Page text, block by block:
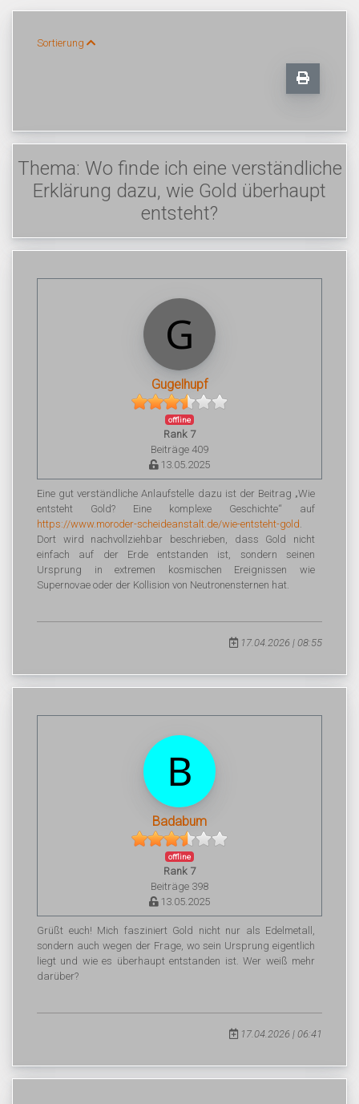
Sortierung
Thema: Wo finde ich eine verständliche
Erklärung dazu, wie Gold überhaupt
entsteht?
Gugelhupf
offline
Rank 7
Beiträge 409
13.05.2025
Eine gut verständliche Anlaufstelle dazu ist der Beitrag „Wie
entsteht Gold? Eine komplexe Geschichte“ auf
https://www.moroder-scheideanstalt.de/wie-entsteht-gold.
Dort wird nachvollziehbar beschrieben, dass Gold nicht
einfach auf der Erde entstanden ist, sondern seinen
Ursprung in extremen kosmischen Ereignissen wie
Supernovae oder der Kollision von Neutronensternen hat.
17.04.2026 | 08:55
Badabum
offline
Rank 7
Beiträge 398
13.05.2025
Grüßt euch! Mich fasziniert Gold nicht nur als Edelmetall,
sondern auch wegen der Frage, wo sein Ursprung eigentlich
liegt und wie es überhaupt entstanden ist. Wer weiß mehr
darüber?
17.04.2026 | 06:41